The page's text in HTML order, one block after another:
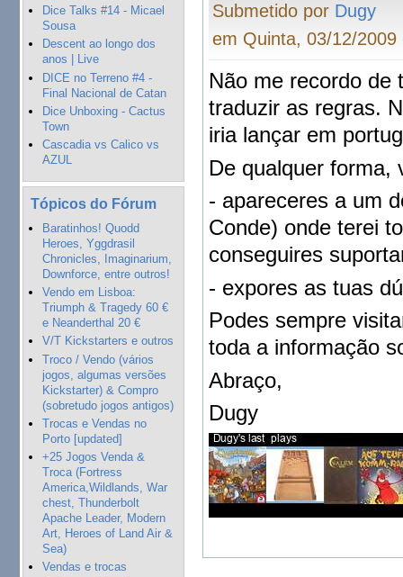
Dice Talks #14 - Micael
Sousa
Descent ao longo dos
anos | Live
DICE no Terreno #4 -
Final Nacional de Catan
Dice Unboxing - Cactus
Town
Cascadia vs Calico vs
AZUL
Tópicos do Fórum
Baratinhos! Quodd
Heroes, Yggdrasil
Chronicles, Imaginarium,
Downforce, entre outros!
Vendo em Lisboa:
Triumph & Tragedy 60 €
e Neanderthal 20 €
V/T Kickstarters e outros
Troco / Vendo (vários
jogos, algumas versões
Kickstarter) & Compro
(sobretudo jogos antigos)
Trocas e Vendas no
Porto [updated]
+25 Jogos Venda &
Troca (Fortress
America,Wildlands, War
chest, Thunderbolt
Apache Leader, Modern
Art, Heroes of Land Air &
Sea)
Vendas e trocas
Submetido por Dugy
em Quinta, 03/12/2009
Não me recordo de
traduzir as regras.
iria lançar em
De qualquer forma,
- apareceres a um
Conde) onde terei
conseguires
- expores as tuas
Podes sempre
toda a informação
Abraço,
Dugy